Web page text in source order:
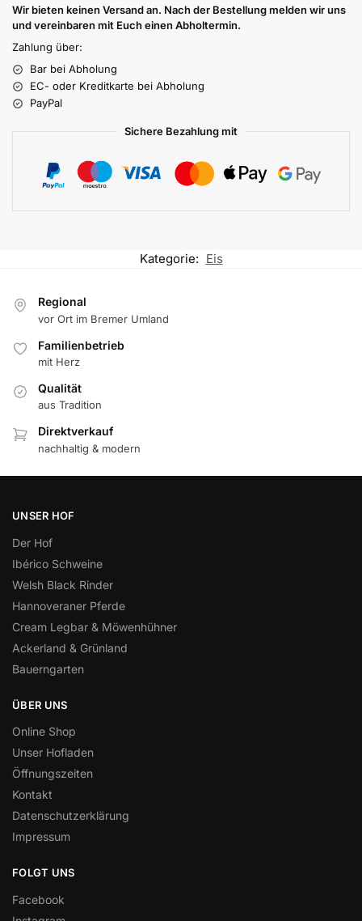
Wir bieten keinen Versand an. Nach der Bestellung melden wir uns
und vereinbaren mit Euch einen Abholtermin.
Zahlung über:
Bar bei Abholung
EC- oder Kreditkarte bei Abholung
PayPal
Sichere Bezahlung mit
Kategorie: Eis
Regional
vor Ort im Bremer Umland
Familienbetrieb
mit Herz
Qualität
aus Tradition
Direktverkauf
nachhaltig & modern
UNSER HOF
Der Hof
Ibérico Schweine
Welsh Black Rinder
Hannoveraner Pferde
Cream Legbar & Möwenhühner
Ackerland & Grünland
Bauerngarten
ÜBER UNS
Online Shop
Unser Hofladen
Öffnungszeiten
Kontakt
Datenschutzerklärung
Impressum
FOLGT UNS
Facebook